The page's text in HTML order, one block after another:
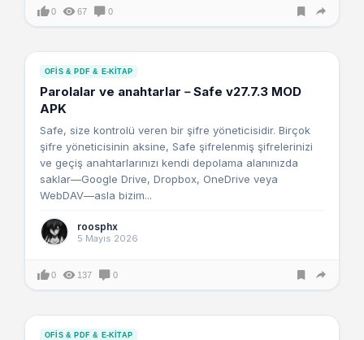
0 67 0
OFIS & PDF & E-KITAP
Parolalar ve anahtarlar－Safe v27.7.3 MOD
APK
Safe, size kontrolü veren bir şifre yöneticisidir. Birçok
şifre yöneticisinin aksine, Safe şifrelenmiş şifrelerinizi
ve geçiş anahtarlarınızı kendi depolama alanınızda
saklar—Google Drive, Dropbox, OneDrive veya
WebDAV—asla bizim...
roosphx
5 Mayıs 2026
0 137 0
OFIS & PDF & E-KITAP